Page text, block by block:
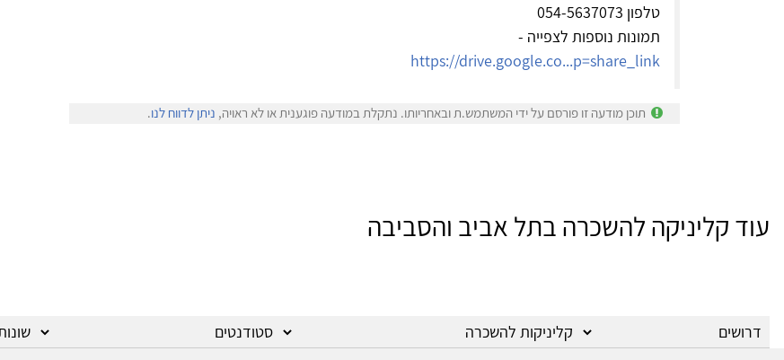
טלפון 054-5637073
תמונות נוספות לצפייה -
https://drive.google.co...p=share_link
תוכן מודעה זו פורסם על ידי המשתמש.ת ובאחריותו. נתקלת במודעה פוגענית או לא ראויה, ניתן לדווח לנו.
עוד קליניקה להשכרה בתל אביב והסביבה